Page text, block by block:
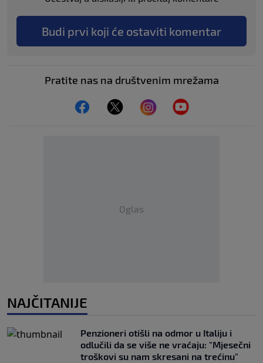
Budi prvi koji će ostaviti komentar
Pratite nas na društvenim mrežama
Oglas
NAJČITANIJE
Penzioneri otišli na odmor u Italiju i
odlučili da se više ne vraćaju: "Mjesečni
troškovi su nam skresani na trećinu"